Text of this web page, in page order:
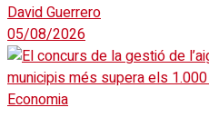
David Guerrero
05/08/2026
Economia